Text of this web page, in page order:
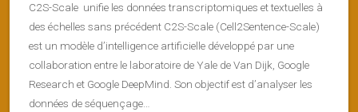
C2S-Scale unifie les données transcriptomiques et textuelles à
des échelles sans précédent C2S-Scale (Cell2Sentence-Scale)
est un modèle d’intelligence artificielle développé par une
collaboration entre le laboratoire de Yale de Van Dijk, Google
Research et Google DeepMind. Son objectif est d’analyser les
données de séquençage…